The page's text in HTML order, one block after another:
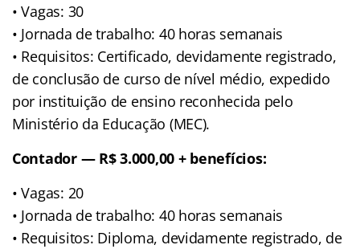
• Vagas: 30
• Jornada de trabalho: 40 horas semanais
• Requisitos: Certificado, devidamente registrado,
de conclusão de curso de nível médio, expedido
por instituição de ensino reconhecida pelo
Ministério da Educação (MEC).
Contador — R$ 3.000,00 + benefícios:
• Vagas: 20
• Jornada de trabalho: 40 horas semanais
• Requisitos: Diploma, devidamente registrado, de